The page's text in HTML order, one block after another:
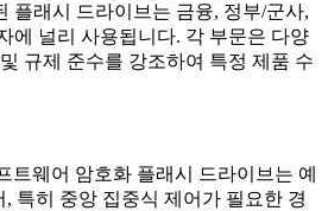
플래시 드라이브는 금융, 정부/군사,
에 널리 사용됩니다. 각 부문은 다양
규제 준수를 강조하여 특정 제품 수
트웨어 암호화 플래시 드라이브는 예
특히 중앙 집중식 제어가 필요한 경